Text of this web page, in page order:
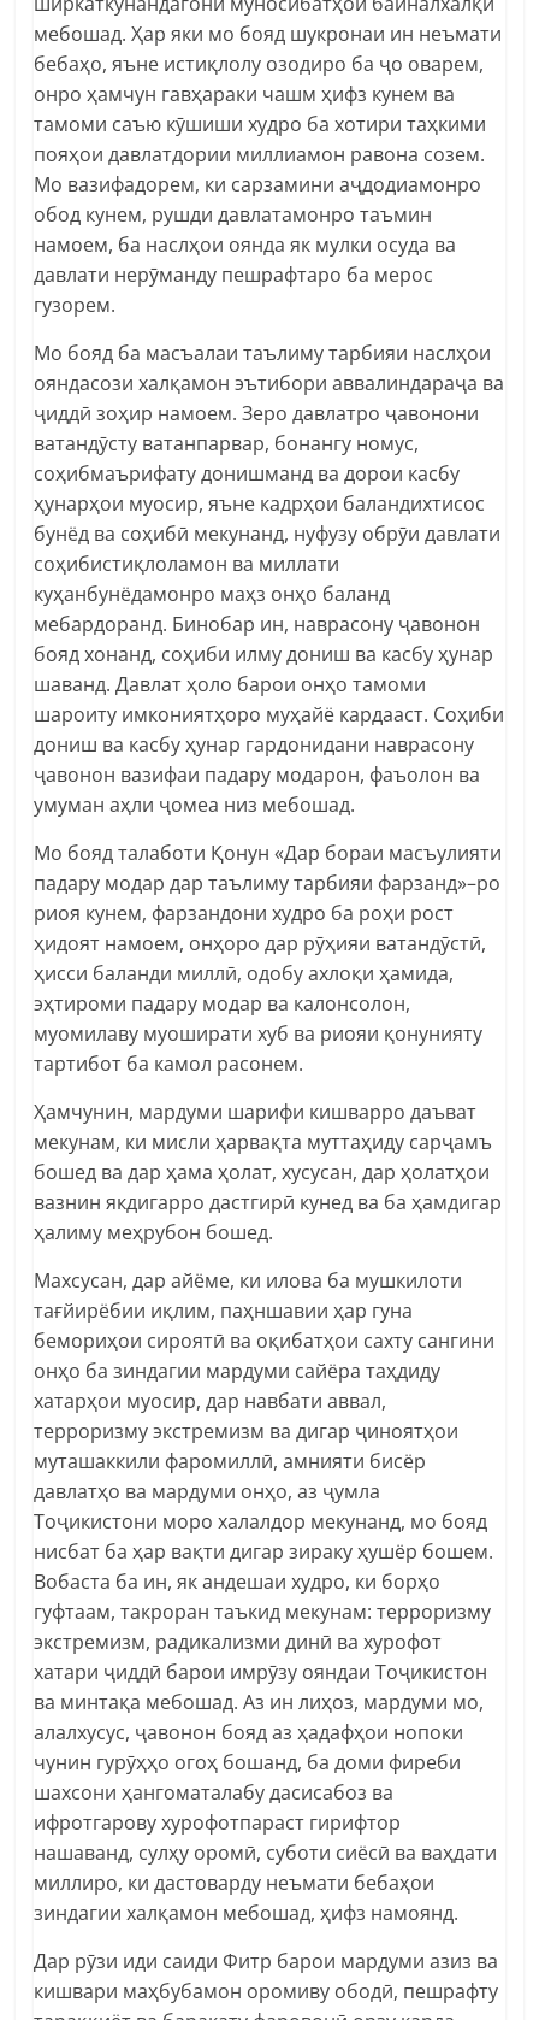
мебошад. Ҳар яки мо бояд шукронаи ин неъмати
бебаҳо, яъне истиқлолу озодиро ба ҷо оварем,
онро ҳамчун гавҳараки чашм ҳифз кунем ва
тамоми саъю кӯшиши худро ба хотири таҳкими
пояҳои давлатдории миллиамон равона созем.
Мо вазифадорем, ки сарзамини аҷдодиамонро
обод кунем, рушди давлатамонро таъмин
намоем, ба наслҳои оянда як мулки осуда ва
давлати нерӯманду пешрафтаро ба мерос
гузорем.
Мо бояд ба масъалаи таълиму тарбияи наслҳои
ояндасози халқамон эътибори аввалиндараҷа ва
ҷиддӣ зоҳир намоем. Зеро давлатро ҷавонони
ватандӯсту ватанпарвар, бонангу номус,
соҳибмаърифату донишманд ва дорои касбу
ҳунарҳои муосир, яъне кадрҳои баландихтисос
бунёд ва соҳибӣ мекунанд, нуфузу обрӯи давлати
соҳибистиқлоламон ва миллати
куҳанбунёдамонро маҳз онҳо баланд
мебардоранд. Бинобар ин, наврасону ҷавонон
бояд хонанд, соҳиби илму дониш ва касбу ҳунар
шаванд. Давлат ҳоло барои онҳо тамоми
шароиту имкониятҳоро муҳайё кардааст. Соҳиби
дониш ва касбу ҳунар гардонидани наврасону
ҷавонон вазифаи падару модарон, фаъолон ва
умуман аҳли ҷомеа низ мебошад.
Мо бояд талаботи Қонун «Дар бораи масъулияти
падару модар дар таълиму тарбияи фарзанд»–ро
риоя кунем, фарзандони худро ба роҳи рост
ҳидоят намоем, онҳоро дар рӯҳияи ватандӯстӣ,
ҳисси баланди миллӣ, одобу ахлоқи ҳамида,
эҳтироми падару модар ва калонсолон,
муомилаву муоширати хуб ва риояи қонунияту
тартибот ба камол расонем.
Ҳамчунин, мардуми шарифи кишварро даъват
мекунам, ки мисли ҳарвақта муттаҳиду сарҷамъ
бошед ва дар ҳама ҳолат, хусусан, дар ҳолатҳои
вазнин якдигарро дастгирӣ кунед ва ба ҳамдигар
ҳалиму меҳрубон бошед.
Махсусан, дар айёме, ки илова ба мушкилоти
тағйирёбии иқлим, паҳншавии ҳар гуна
бемориҳои сироятӣ ва оқибатҳои сахту сангини
онҳо ба зиндагии мардуми сайёра таҳдиду
хатарҳои муосир, дар навбати аввал,
терроризму экстремизм ва дигар ҷиноятҳои
муташаккили фаромиллӣ, амнияти бисёр
давлатҳо ва мардуми онҳо, аз ҷумла
Тоҷикистони моро халалдор мекунанд, мо бояд
нисбат ба ҳар вақти дигар зираку ҳушёр бошем.
Вобаста ба ин, як андешаи худро, ки борҳо
гуфтаам, такроран таъкид мекунам: терроризму
экстремизм, радикализми динӣ ва хурофот
хатари ҷиддӣ барои имрӯзу ояндаи Тоҷикистон
ва минтақа мебошад. Аз ин лиҳоз, мардуми мо,
алалхусус, ҷавонон бояд аз ҳадафҳои нопоки
чунин гурӯҳҳо огоҳ бошанд, ба доми фиреби
шахсони ҳангоматалабу дасисабоз ва
ифротгарову хурофотпараст гирифтор
нашаванд, сулҳу оромӣ, суботи сиёсӣ ва ваҳдати
миллиро, ки дастоварду неъмати бебаҳои
зиндагии халқамон мебошад, ҳифз намоянд.
Дар рӯзи иди саиди Фитр барои мардуми азиз ва
кишвари маҳбубамон оромиву ободӣ, пешрафту